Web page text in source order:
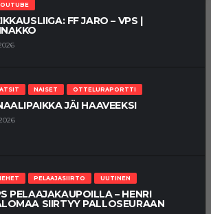
FF JARO – VPS |
NAISET OTTELURAPORTTI
JÄI HAAVEEKSI
PELAAJASIIRTO UUTINEN
PELAAJAKAUPOILLA – HENRI
SIIRTYY PALLOSEURAAN